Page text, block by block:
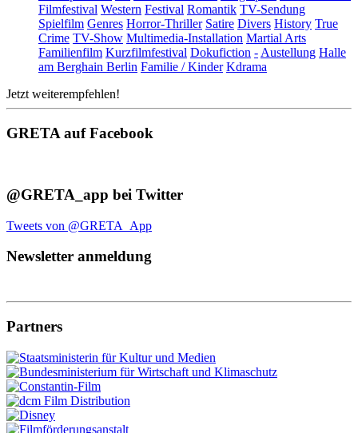
Filmfestival Western Festival Romantik TV-Sendung
Spielfilm Genres Horror-Thriller Satire Divers History True
Crime TV-Show Multimedia-Installation Martial Arts
Familienfilm Kurzfilmfestival Dokufiction - Austellung Halle
am Berghain Berlin Familie / Kinder Kdrama
Jetzt weiterempfehlen!
GRETA auf Facebook
@GRETA_app bei Twitter
Tweets von @GRETA_App
Newsletter anmeldung
Partners